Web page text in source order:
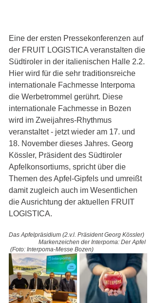
Eine der ersten Pressekonferenzen auf
der FRUIT LOGISTICA veranstalten die
Südtiroler in der italienischen Halle 2.2.
Hier wird für die sehr traditionsreiche
internationale Fachmesse Interpoma
die Werbetrommel gerührt. Diese
internationale Fachmesse in Bozen
wird im Zweijahres-Rhythmus
veranstaltet - jetzt wieder am 17. und
18. November dieses Jahres. Georg
Kössler, Präsident des Südtiroler
Apfelkonsortiums, spricht über die
Themen des Apfel-Gipfels und umreißt
damit zugleich auch im Wesentlichen
die Ausrichtung der aktuellen FRUIT
LOGISTICA.
Das Apfelpräsidium (2.v.l. Präsident Georg Kössler)
Markenzeichen der Interpoma: Der Apfel
(Foto: Interpoma-Messe Bozen)